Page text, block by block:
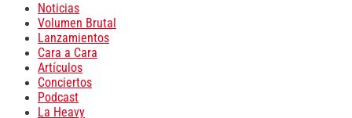
Noticias
Volumen Brutal
Lanzamientos
Cara a Cara
Artículos
Conciertos
Podcast
La Heavy